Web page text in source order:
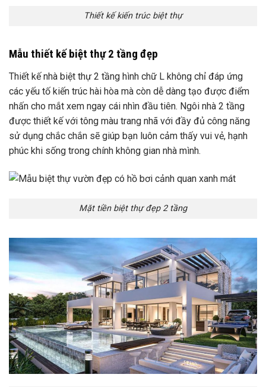
Thiết kế kiến trúc biệt thự
Mẫu thiết kế biệt thự 2 tầng đẹp
Thiết kế nhà biệt thự 2 tầng hình chữ L không chỉ đáp ứng
các yếu tố kiến trúc hài hòa mà còn dễ dàng tạo được điểm
nhấn cho mắt xem ngay cái nhìn đầu tiên. Ngôi nhà 2 tầng
được thiết kế với tông màu trang nhã với đầy đủ công năng
sử dụng chắc chắn sẽ giúp bạn luôn cảm thấy vui vẻ, hạnh
phúc khi sống trong chính không gian nhà mình.
Mặt tiền biệt thự đẹp 2 tầng